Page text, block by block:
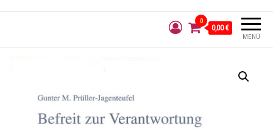
MENÜ
0
0,00 €